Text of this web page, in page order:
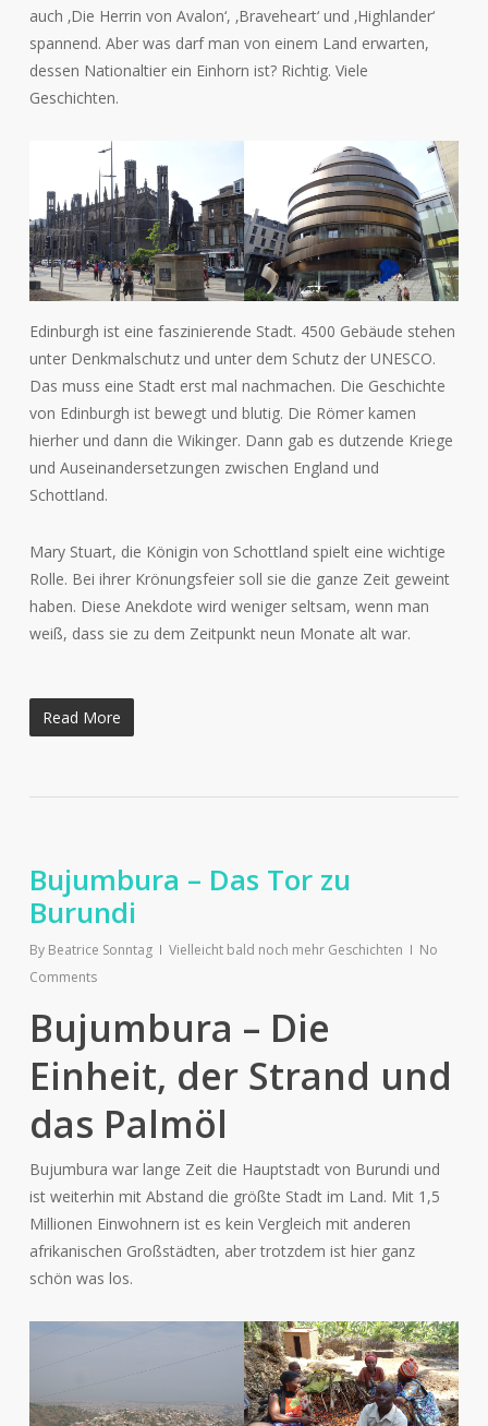
auch ‚Die Herrin von Avalon‘, ‚Braveheart‘ und ‚Highlander‘
spannend. Aber was darf man von einem Land erwarten,
dessen Nationaltier ein Einhorn ist? Richtig. Viele
Geschichten.
Edinburgh ist eine faszinierende Stadt. 4500 Gebäude stehen
unter Denkmalschutz und unter dem Schutz der UNESCO.
Das muss eine Stadt erst mal nachmachen. Die Geschichte
von Edinburgh ist bewegt und blutig. Die Römer kamen
hierher und dann die Wikinger. Dann gab es dutzende Kriege
und Auseinandersetzungen zwischen England und
Schottland.
Mary Stuart, die Königin von Schottland spielt eine wichtige
Rolle. Bei ihrer Krönungsfeier soll sie die ganze Zeit geweint
haben. Diese Anekdote wird weniger seltsam, wenn man
weiß, dass sie zu dem Zeitpunkt neun Monate alt war.
Read More
Bujumbura – Das Tor zu
Burundi
By Beatrice Sonntag Vielleicht bald noch mehr Geschichten
No
Comments
Bujumbura – Die
Einheit, der Strand und
das Palmöl
Bujumbura war lange Zeit die Hauptstadt von Burundi und
ist weiterhin mit Abstand die größte Stadt im Land. Mit 1,5
Millionen Einwohnern ist es kein Vergleich mit anderen
afrikanischen Großstädten, aber trotzdem ist hier ganz
schön was los.